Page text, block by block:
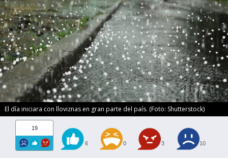
El día iniciara con lloviznas en gran parte del país. (Foto: Shutterstock)
19
6 0 3 10